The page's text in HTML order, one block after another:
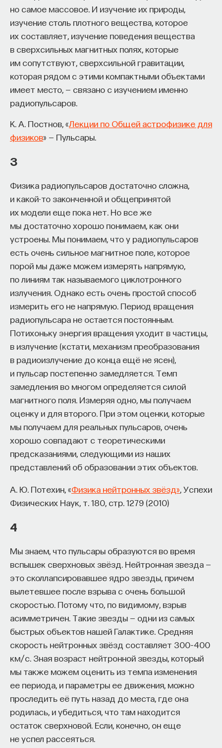
но самое массовое. И изучение их природы,
изучение столь плотного вещества, которое
их составляет, изучение поведения вещества
в сверхсильных магнитных полях, которые
им сопутствуют, сверхсильной гравитации,
которая рядом с этими компактными объектами
имеет место, — связано с изучением именно
радиопульсаров.
К. А. Постнов, «Лекции по Общей астрофизике для
физиков» — Пульсары.
3
Физика радиопульсаров достаточно сложна,
и какой-то законченной и общепринятой
их модели еще пока нет. Но все же
мы достаточно хорошо понимаем, как они
устроены. Мы понимаем, что у радиопульсаров
есть очень сильное магнитное поле, которое
порой мы даже можем измерять напрямую,
по линиям так называемого циклотронного
излучения. Однако есть очень простой способ
измерить его не напрямую. Период вращения
радиопульсара не остается постоянным.
Потихоньку энергия вращения уходит в частицы,
в излучение (кстати, механизм преобразования
в радиоизлучение до конца ещё не ясен),
и пульсар постепенно замедляется. Темп
замедления во многом определяется силой
магнитного поля. Измеряя одно, мы получаем
оценку и для второго. При этом оценки, которые
мы получаем для реальных пульсаров, очень
хорошо совпадают с теоретическими
предсказаниями, следующими из наших
представлений об образовании этих объектов.
А. Ю. Потехин, «Физика нейтронных звёзд» , Успехи
Физических Наук, т. 180, стр. 1279 (2010)
4
Мы знаем, что пульсары образуются во время
вспышек сверхновых звёзд. Нейтронная звезда —
это сколлапсировавшее ядро звезды, причем
вылетевшее после взрыва с очень большой
скоростью. Потому что, по видимому, взрыв
асимметричен. Такие звезды — одни из самых
быстрых объектов нашей Галактике. Средняя
скорость нейтронных звёзд составляет 300–400
км/с. Зная возраст нейтронной звезды, который
мы также можем оценить из темпа изменения
ее периода, и параметры ее движения, можно
проследить её путь назад до места, где она
родилась, и убедиться, что там находится
остаток сверхновой. Если, конечно, он еще
не успел рассеяться.
ХИМИЯ МЕЖДУ НЕЙРОНАМИ
нами
СОХРАНИТЬ КУРС
Внеси свой вклад в дело
просвещения!
ПОДДЕРЖАТЬ ПОСТНАУКУ
рентгеновские лучи и они могли
нужно, чтобы это были миллионы градусов;
либо, если не горячий газ, это
взаимодействие с веществом очень
энергичных частиц, прежде всего
электронов, которые разогнаны почти
до скорости света.
из них — это, конечно, Солнце и некоторые
звезды, звездные короны, звездные
вспышки, которые происходят на звездах;
это остатки сверхновых звезд, газовые
диски вокруг компактных звезд в тесных
двойных звездных системах, когда газ
одной звезды падает на компактный
объект и образует вокруг него
аккреционный диск, и, наконец, горячий газ
в галактиках и в межгалактическом
пространстве, а также активные ядра
галактик, квазары.
В рубрике «Лекции» мы выбираем для вас самые
интересные лекции авторов ПостНауки,
прочитанные ими на различных площадках,
и публикуем в привычном формате. Так
мы со временем соберем лучшие выступления
ученых в одном месте. Чтобы посоветовать нам
лекции, пишите на postnauka@postnauka.ru.
7/25/2015
НАД МАТЕРИАЛОМ РАБОТАЛИ
Анатолий Засов
доктор физико-математических наук,
профессор кафедры астрофизики и звездной
астрономии физического факультета МГУ,
заведующий отделом Внегалактической
АСТРОНОМИЯ
372 публикации
АСТРОНОМИЯ АСТРОФИЗИКА
РЕНТГЕНОВСКОЕ ИЗЛУЧЕНИЕ КВАЗАР
КОСМИЧЕСКИЙ РЕНТГЕНОВСКИЙ ФОН